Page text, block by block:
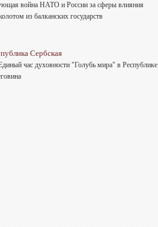
война НАТО и России за сферы влияния
из балканских государств
Сербская
час духовности "Голубь мира" в Республике